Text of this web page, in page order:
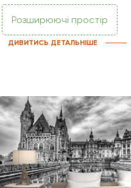
Розширюючі простір
ДИВИТИСЬ ДЕТАЛЬНІШЕ